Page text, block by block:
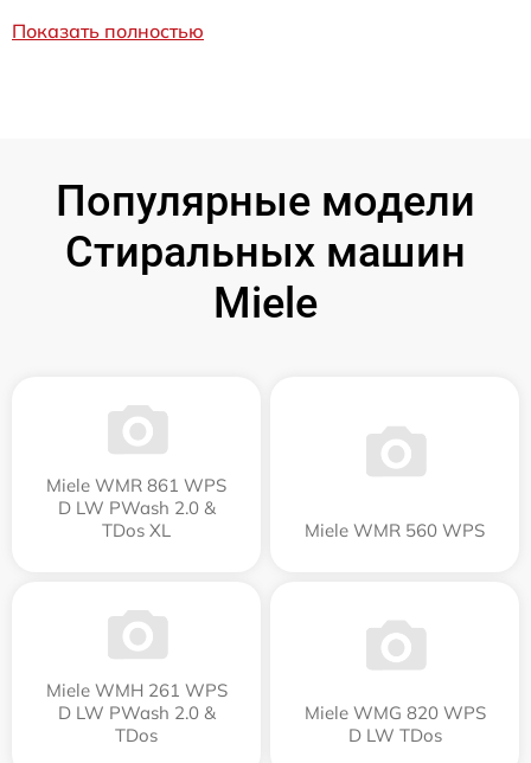
Показать полностью
Популярные модели
Стиральных машин
Miele
Miele WMR 861 WPS
D LW PWash 2.0 &
TDos XL
Miele WMR 560 WPS
Miele WMH 261 WPS
D LW PWash 2.0 &
TDos
Miele WMG 820 WPS
D LW TDos